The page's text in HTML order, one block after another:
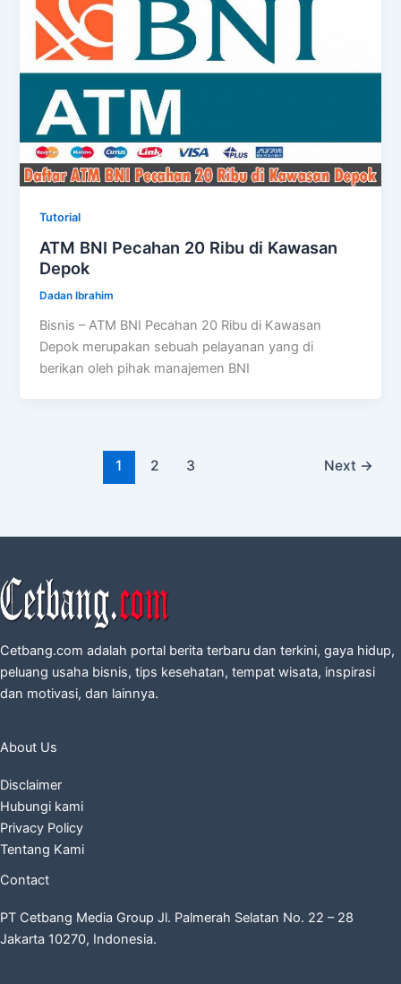
Tutorial
ATM BNI Pecahan 20 Ribu di Kawasan
Depok
Dadan Ibrahim
Bisnis – ATM BNI Pecahan 20 Ribu di Kawasan
Depok merupakan sebuah pelayanan yang di
berikan oleh pihak manajemen BNI
1 2 3 Next →
Cetbang.com adalah portal berita terbaru dan terkini, gaya hidup,
peluang usaha bisnis, tips kesehatan, tempat wisata, inspirasi
dan motivasi, dan lainnya.
About Us
Disclaimer
Hubungi kami
Privacy Policy
Tentang Kami
Contact
PT Cetbang Media Group Jl. Palmerah Selatan No. 22 – 28
Jakarta 10270, Indonesia.